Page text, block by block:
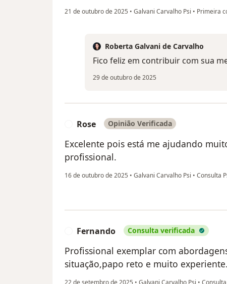
21 de outubro de 2025 • Galvani Carvalho Psi • Primeira
Roberta Galvani de Carvalho
Fico feliz em contribuir com sua
29 de outubro de 2025
Rose Opinião Verificada
Excelente pois está me ajudando
profissional.
16 de outubro de 2025 • Galvani Carvalho Psi • Consulta
Fernando Consulta verificada
Profissional exemplar com
situação,papo reto e muito experiente.